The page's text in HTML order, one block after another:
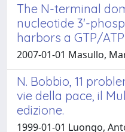
The N-terminal
nucleotide 3'-
harbors a GTP/
2007-01-01 Masullo,
N. Bobbio, 11
vie della pace, il
edizione.
1999-01-01 Luongo,